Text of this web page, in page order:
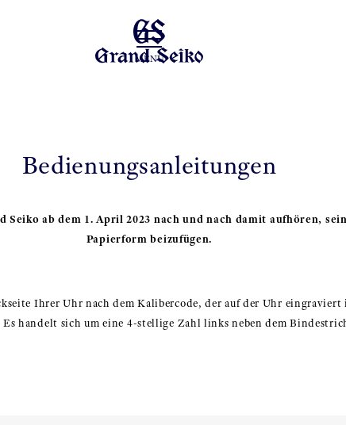
MENÜ
Bedienungsanleitungen
ab dem 1. April 2023 nach und nach damit aufhören,
Papierform beizufügen.
Ihrer Uhr nach dem Kalibercode, der auf der Uhr
handelt sich um eine 4-stellige Zahl links neben dem